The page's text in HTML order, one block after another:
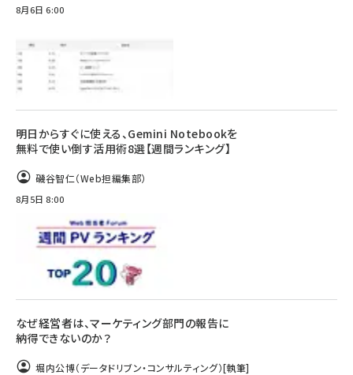
8月6日 6:00
明日からすぐに使える、Gemini Notebookを
無料で使い倒す活用術8選【週間ランキング】
磯谷智仁（Web担編集部）
8月5日 8:00
なぜ経営者は、マーケティング部門の報告に
納得できないのか？
堀内公博（データドリブン・コンサルティング）[執筆]